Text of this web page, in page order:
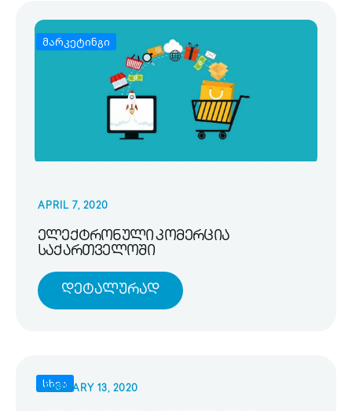
მარკეტინგი
APRIL 7, 2020
ელექტრონული კომერცია
საქართველოში
Დეტალურად
სხვა
FEBRUARY 13, 2020